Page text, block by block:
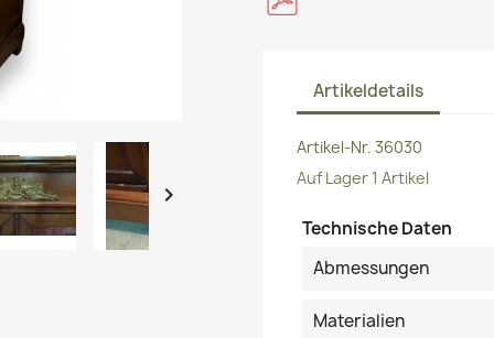

Artikeldetails
Artikel-Nr. 36030
Auf Lager 1 Artikel
Technische Daten
Abmessungen
Materialien